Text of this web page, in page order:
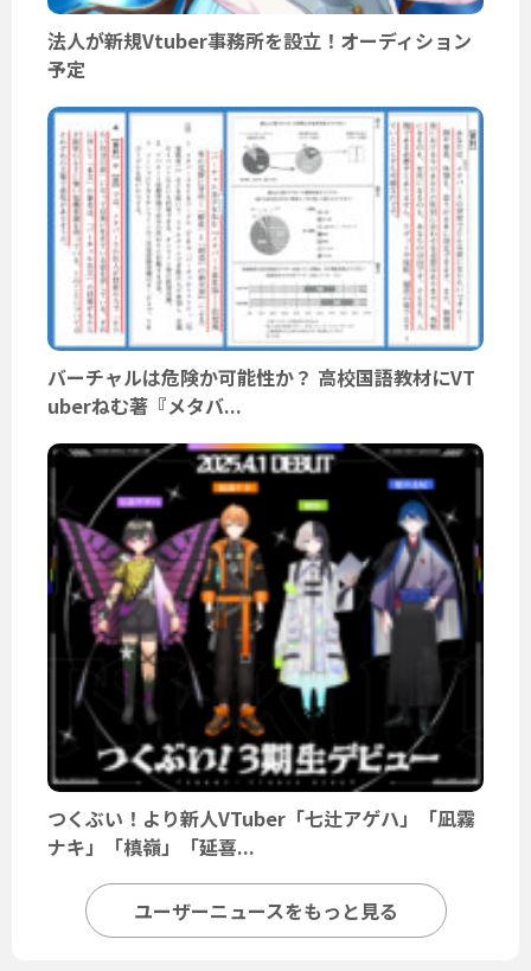
法人が新規Vtuber事務所を設立！オーディション
予定
バーチャルは危険か可能性か？ 高校国語教材にVT
uberねむ著『メタバ...
つくぶい！より新人VTuber「七辻アゲハ」「凪霧
ナキ」「槙嶺」「延喜...
ユーザーニュースをもっと見る